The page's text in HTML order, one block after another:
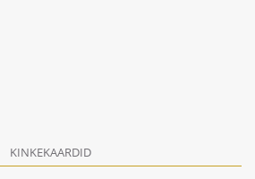
KINKEKAARDID